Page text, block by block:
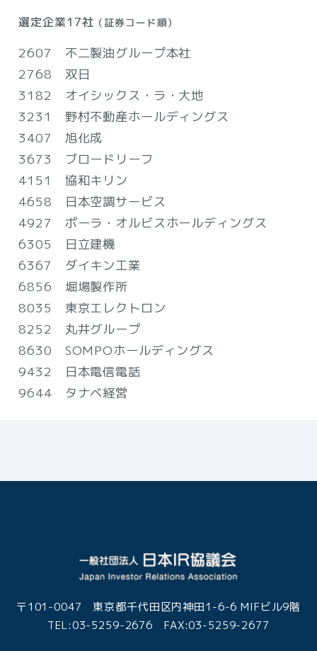
選定企業17社 （証券コード順）
2607 不二製油グループ本社
2768 双日
3182 オイシックス・ラ・大地
3231 野村不動産ホールディングス
3407 旭化成
3673 ブロードリーフ
4151 協和キリン
4658 日本空調サービス
4927 ポーラ・オルビスホールディングス
6305 日立建機
6367 ダイキン工業
6856 堀場製作所
8035 東京エレクトロン
8252 丸井グループ
8630 SOMPOホールディングス
9432 日本電信電話
9644 タナベ経営
〒101-0047 東京都千代田区内神田1-6-6 MIFビル9階
TEL:03-5259-2676 FAX:03-5259-2677